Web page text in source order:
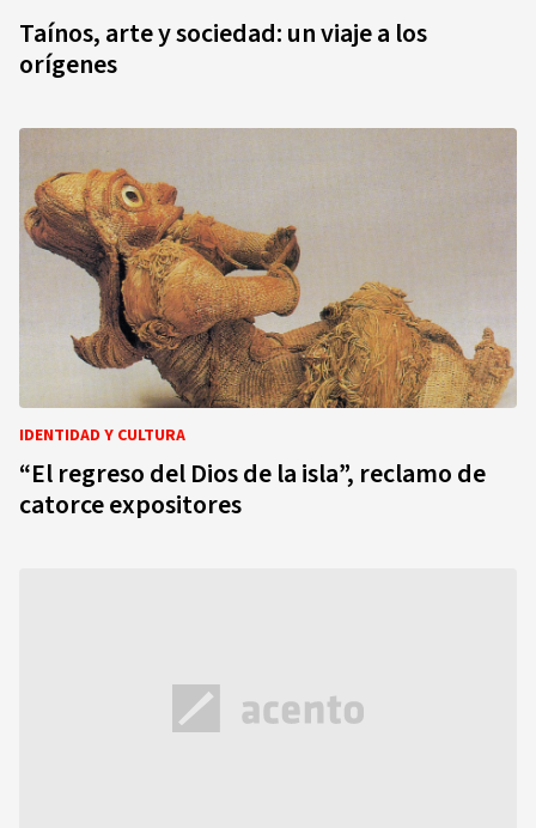
Taínos, arte y sociedad: un viaje a los
orígenes
IDENTIDAD Y CULTURA
“El regreso del Dios de la isla”, reclamo de
catorce expositores